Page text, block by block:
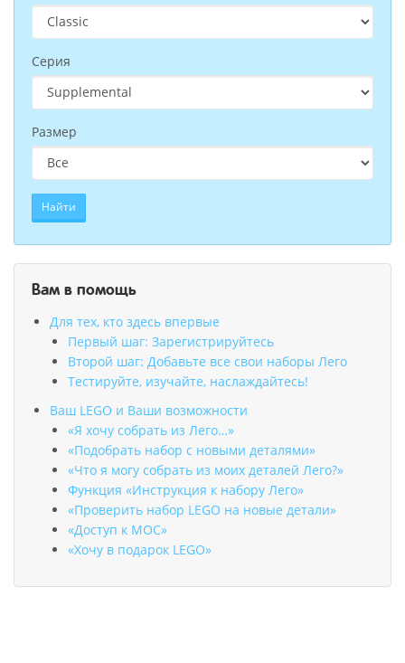
Серия
Размер
Найти
Вам в помощь
Для тех, кто здесь впервые
Первый шаг: Зарегистрируйтесь
Второй шаг: Добавьте все свои наборы Лего
Тестируйте, изучайте, наслаждайтесь!
Ваш LEGO и Ваши возможности
«Я хочу собрать из Лего…»
«Подобрать набор с новыми деталями»
«Что я могу собрать из моих деталей Лего?»
Функция «Инструкция к набору Лего»
«Проверить набор LEGO на новые детали»
«Доступ к MOC»
«Хочу в подарок LEGO»